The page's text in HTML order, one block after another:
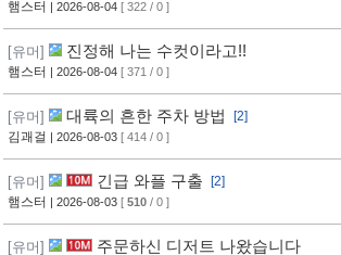
햄스터 | 2026-08-04 [ 322 / 0 ]
[유머] 진정해 나는 수컷이라고!!
햄스터 | 2026-08-04 [ 371 / 0 ]
[유머] 대륙의 흔한 주차 방법
[2]
김괘걸 | 2026-08-03 [ 414 / 0 ]
[유머] 긴급 와플 구출
[2]
햄스터 | 2026-08-03 [ 510 / 0 ]
[유머] 주문하신 디저트 나왔습니다